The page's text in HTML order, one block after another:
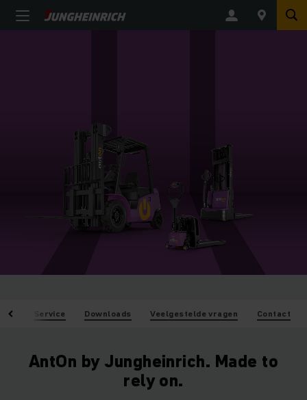
Service Downloads Veelgestelde vragen Contact
AntOn by Jungheinrich. Made to
rely on.